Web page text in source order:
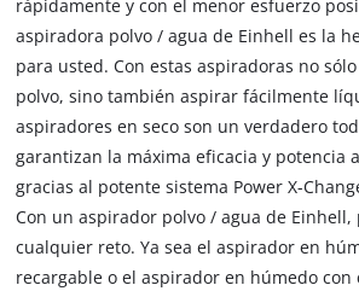
rápidamente y con el menor esfuerzo
aspiradora polvo / agua de Einhell es la
para usted. Con estas aspiradoras no
polvo, sino también aspirar fácilmente
aspiradores en seco son un verdadero
garantizan la máxima eficacia y potencia
gracias al potente sistema Power X-
Con un aspirador polvo / agua de
cualquier reto. Ya sea el aspirador en
recargable o el aspirador en húmedo con